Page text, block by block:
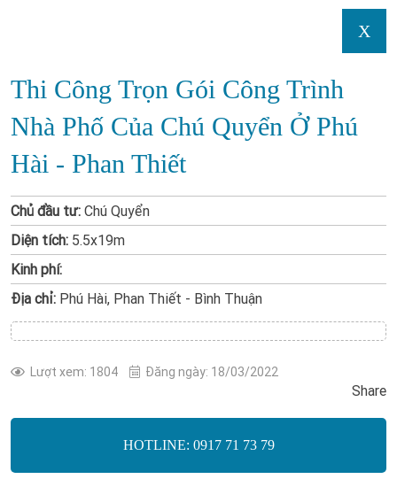
X
Thi Công Trọn Gói Công Trình
Nhà Phố Của Chú Quyển Ở Phú
Hài - Phan Thiết
Chủ đầu tư: Chú Quyển
Diện tích: 5.5x19m
Kinh phí:
Địa chỉ: Phú Hài, Phan Thiết - Bình Thuận
Lượt xem: 1804 Đăng ngày: 18/03/2022
Share
HOTLINE: 0917 71 73 79